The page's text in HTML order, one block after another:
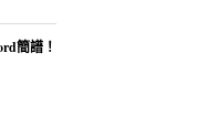
簡譜！